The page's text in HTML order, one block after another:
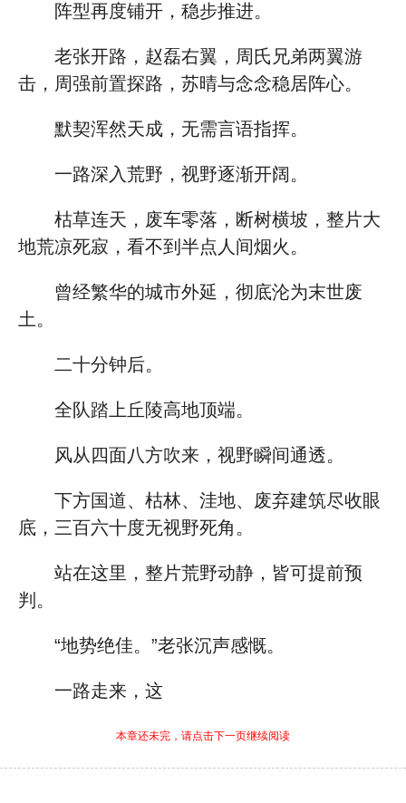
阵型再度铺开，稳步推进。
老张开路，赵磊右翼，周氏兄弟两翼游
击，周强前置探路，苏晴与念念稳居阵心。
默契浑然天成，无需言语指挥。
一路深入荒野，视野逐渐开阔。
枯草连天，废车零落，断树横坡，整片大
地荒凉死寂，看不到半点人间烟火。
曾经繁华的城市外延，彻底沦为末世废
土。
二十分钟后。
全队踏上丘陵高地顶端。
风从四面八方吹来，视野瞬间通透。
下方国道、枯林、洼地、废弃建筑尽收眼
底，三百六十度无视野死角。
站在这里，整片荒野动静，皆可提前预
判。
“地势绝佳。”老张沉声感慨。
一路走来，这
本章还未完，请点击下一页继续阅读